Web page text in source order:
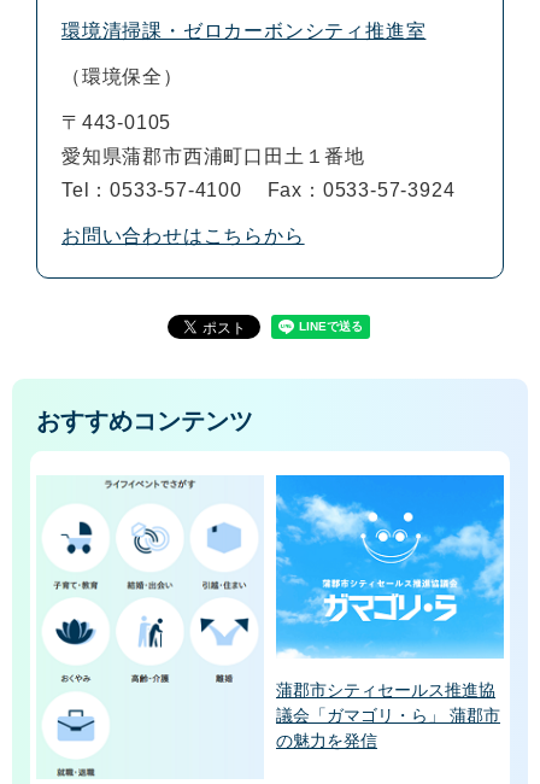
環境清掃課・ゼロカーボンシティ推進室
環境保全
〒443-0105
愛知県蒲郡市西浦町口田土１番地
Tel：0533-57-4100
Fax：0533-57-3924
お問い合わせはこちらから
おすすめコンテンツ
蒲郡市シティセールス推進協
議会「ガマゴリ・ら」 蒲郡市
の魅力を発信